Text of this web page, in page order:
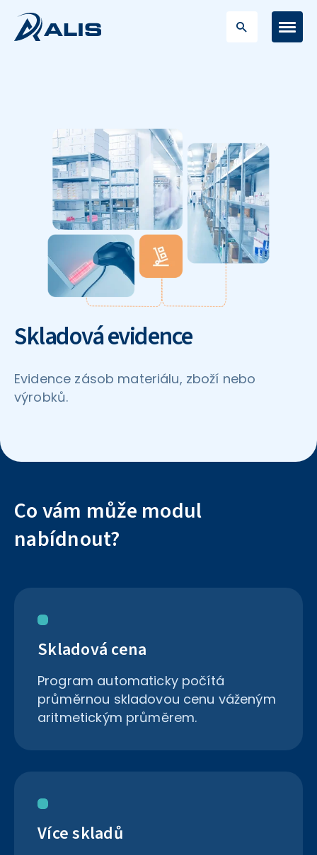
Skladová evidence
Evidence zásob materiálu, zboží nebo
výrobků.
Co vám může modul
nabídnout?
Skladová cena
Program automaticky počítá
průměrnou skladovou cenu váženým
aritmetickým průměrem.
Více skladů